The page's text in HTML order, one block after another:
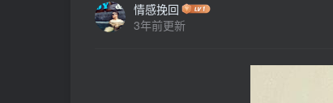
情感挽回
3年前更新